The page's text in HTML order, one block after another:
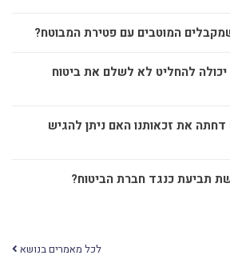
המוטבים עם פטירת המבוטח?
להחליט לא לשלם את ביטוח
דחתה את זכאותנו האם ניתן להגיש
תביעת כנגד חברת הביטוח?
לכל מאמרים בנושא